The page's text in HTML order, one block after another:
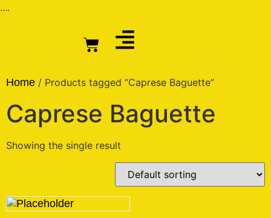
....
Home / Products tagged “Caprese Baguette”
Caprese Baguette
Showing the single result